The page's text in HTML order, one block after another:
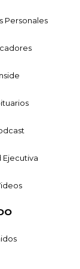
Personales
Ejecutiva